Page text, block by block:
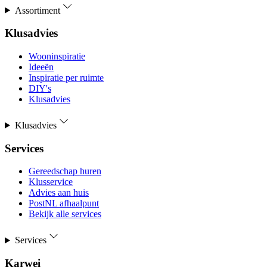
Assortiment
Klusadvies
Wooninspiratie
Ideeën
Inspiratie per ruimte
DIY's
Klusadvies
Klusadvies
Services
Gereedschap huren
Klusservice
Advies aan huis
PostNL afhaalpunt
Bekijk alle services
Services
Karwei